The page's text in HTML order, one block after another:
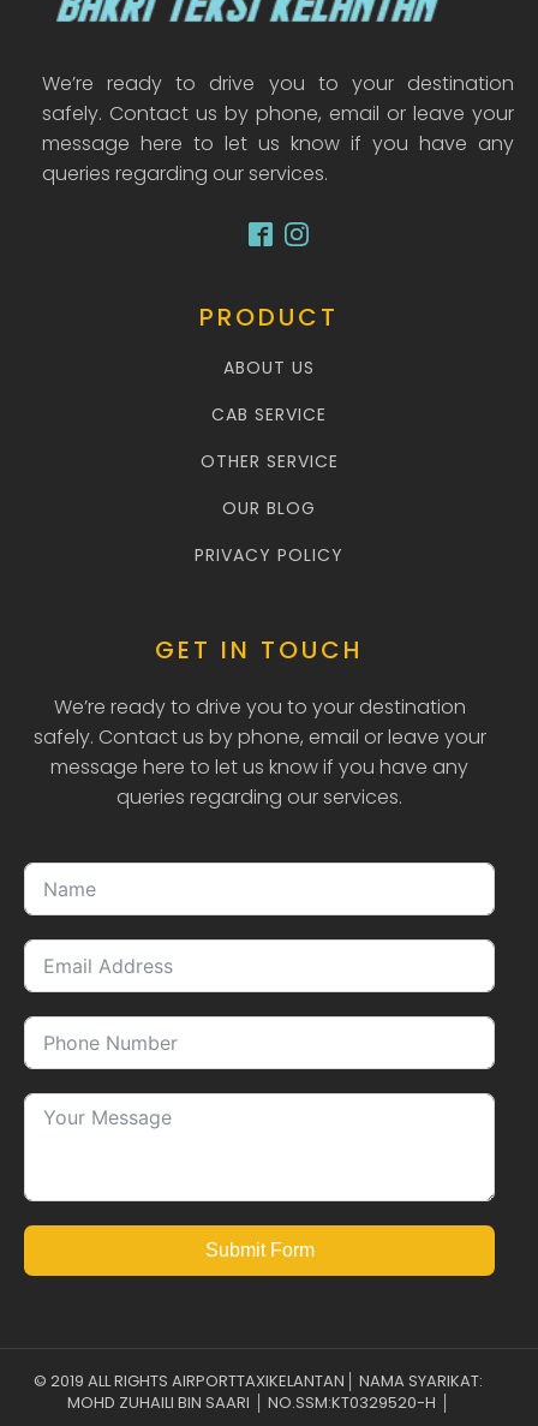
We’re ready to drive you to your destination
safely. Contact us by phone, email or leave your
message here to let us know if you have any
queries regarding our services.
PRODUCT
ABOUT US
CAB SERVICE
OTHER SERVICE
OUR BLOG
PRIVACY POLICY
GET IN TOUCH
We’re ready to drive you to your destination
safely. Contact us by phone, email or leave your
message here to let us know if you have any
queries regarding our services.
Submit Form
© 2019 ALL RIGHTS AIRPORTTAXIKELANTAN│ NAMA SYARIKAT:
MOHD ZUHAILI BIN SAARI │ NO.SSM:KT0329520-H │